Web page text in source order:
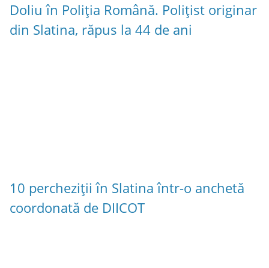
Doliu în Poliția Română. Polițist originar
din Slatina, răpus la 44 de ani
10 percheziții în Slatina într-o anchetă
coordonată de DIICOT